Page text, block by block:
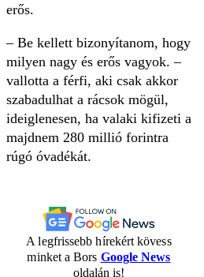
erős.
– Be kellett bizonyítanom, hogy
milyen nagy és erős vagyok. –
vallotta a férfi, aki csak akkor
szabadulhat a rácsok mögül,
ideiglenesen, ha valaki kifizeti a
majdnem 280 millió forintra
rúgó óvadékát.
A legfrissebb hírekért kövess
minket a Bors Google News
oldalán is!